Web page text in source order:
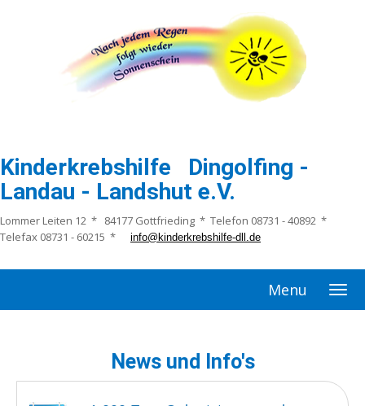
Kinderkrebshilfe Dingolfing -
Landau - Landshut e.V.
Lommer Leiten 12 * 84177 Gottfrieding * Telefon 08731 - 40892 *
Telefax 08731 - 60215 *
info@kinderkrebshilfe-dll.de
Menu
News und Info's